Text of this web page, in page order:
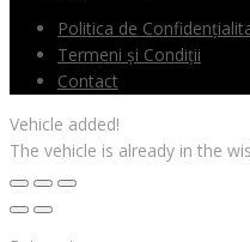
Politica de
Termeni și Condiții
Contact
Vehicle added!
The vehicle is already in the